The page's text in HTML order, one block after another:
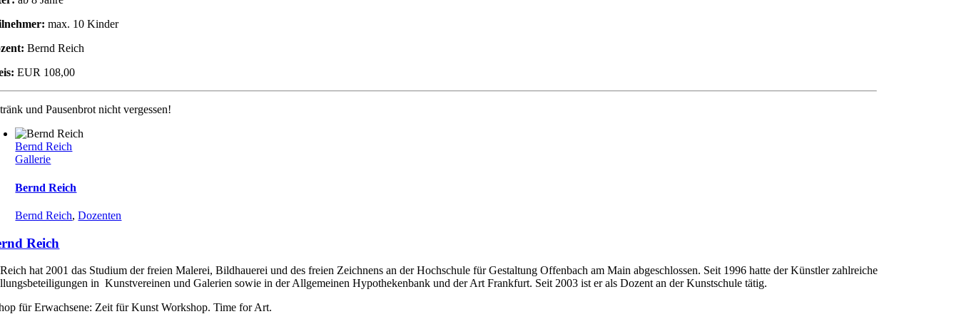
max. 10 Kinder
Bernd Reich
EUR 108,00
und Pausenbrot nicht vergessen!
Bernd Reich
Gallerie
Bernd Reich
Bernd Reich,Dozenten
Reich
hat 2001 das Studium der freien Malerei, Bildhauerei und des freien Zeichnens an der Hochschule für Gestaltung Offenbach am Main abgeschlossen. Seit 1996 hatte der Künstler zahlreiche
in Kunstvereinen und Galerien sowie in der Allgemeinen Hypothekenbank und der Art Frankfurt. Seit 2003 ist er als Dozent an der Kunstschule tätig.
für Erwachsene: Zeit für Kunst Workshop. Time for Art.